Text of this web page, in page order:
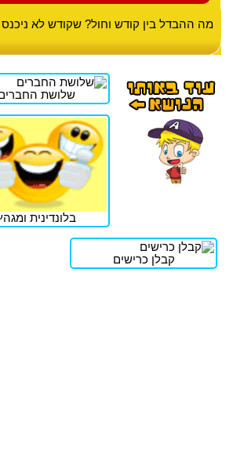
מה ההבדל בין קודש וחול? שקודש לא ניכנס
שלושת
בלונדינית
קבלן כרישים